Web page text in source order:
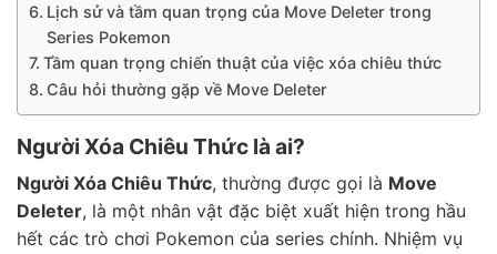
Lịch sử và tầm quan trọng của Move Deleter trong
Series Pokemon
Tầm quan trọng chiến thuật của việc xóa chiêu thức
Câu hỏi thường gặp về Move Deleter
Người Xóa Chiêu Thức là ai?
Người Xóa Chiêu Thức, thường được gọi là Move
Deleter, là một nhân vật đặc biệt xuất hiện trong hầu
hết các trò chơi Pokemon của series chính. Nhiệm vụ